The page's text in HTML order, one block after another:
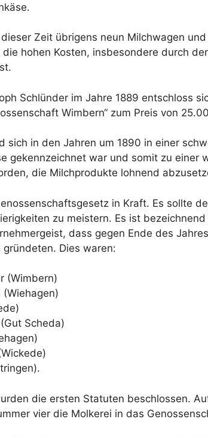
Zeit übrigens neun Milchwagen
hohen Kosten, insbesondere durch
Schlünder im Jahre 1889 entschloss
Wimbern“ zum Preis von
sich in den Jahren um 1890 in einer
gekennzeichnet war und somit zu
die Milchprodukte lohnend
in Kraft. Es sollte
zu meistern. Es ist
dass gegen Ende des
Dies waren:
(Wimbern)
(Wiehagen)
Scheda)
die ersten Statuten beschlossen.
vier die Molkerei in das